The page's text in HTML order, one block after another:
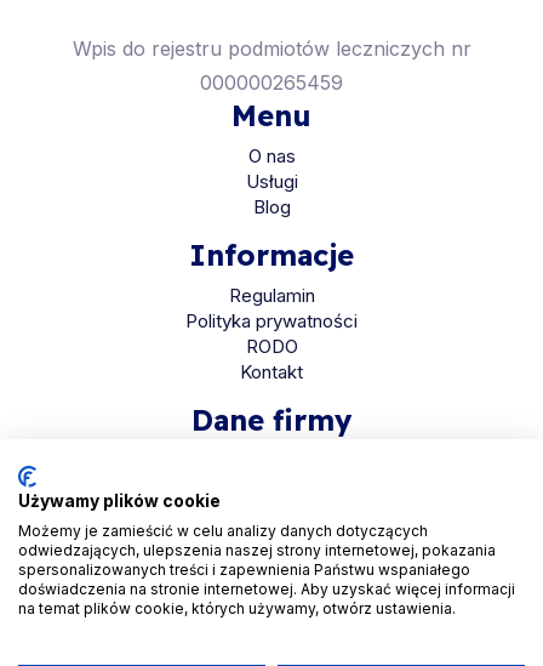
Wpis do rejestru podmiotów leczniczych nr
000000265459
Menu
O nas
Usługi
Blog
Informacje
Regulamin
Polityka prywatności
RODO
Kontakt
Dane firmy
ul. Bolkowska 2D
01-466 Warszawa
KRS 0001048558
REGON 525935069
NIP 5223265608
Używamy plików cookie
Możemy je zamieścić w celu analizy danych dotyczących
odwiedzających, ulepszenia naszej strony internetowej, pokazania
spersonalizowanych treści i zapewnienia Państwu wspaniałego
doświadczenia na stronie internetowej. Aby uzyskać więcej informacji
na temat plików cookie, których używamy, otwórz ustawienia.